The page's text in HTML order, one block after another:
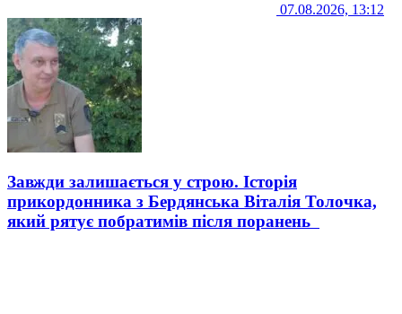
07.08.2026, 13:12
Завжди залишається у строю. Історія
прикордонника з Бердянська Віталія Толочка,
який рятує побратимів після поранень